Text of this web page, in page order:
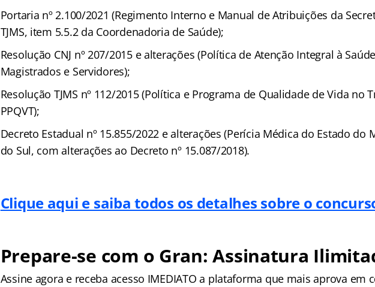
Portaria nº 2.100/2021 (Regimento Interno e Manual de Atribuições da
TJMS, item 5.5.2 da Coordenadoria de Saúde);
Resolução CNJ nº 207/2015 e alterações (Política de Atenção Integral à
Magistrados e Servidores);
Resolução TJMS nº 112/2015 (Política e Programa de Qualidade de Vida no
PPQVT);
Decreto Estadual nº 15.855/2022 e alterações (Perícia Médica do Estado do
do Sul, com alterações ao Decreto nº 15.087/2018).
Clique aqui e saiba todos os detalhes sobre o
Prepare-se com o Gran: Assinatura
Assine agora e receba acesso IMEDIATO a plataforma que mais aprova em